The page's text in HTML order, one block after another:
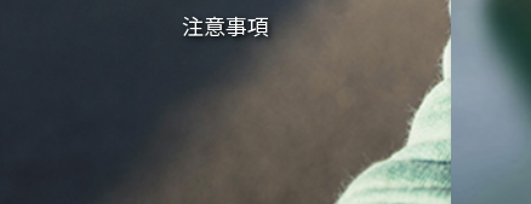
注意事項